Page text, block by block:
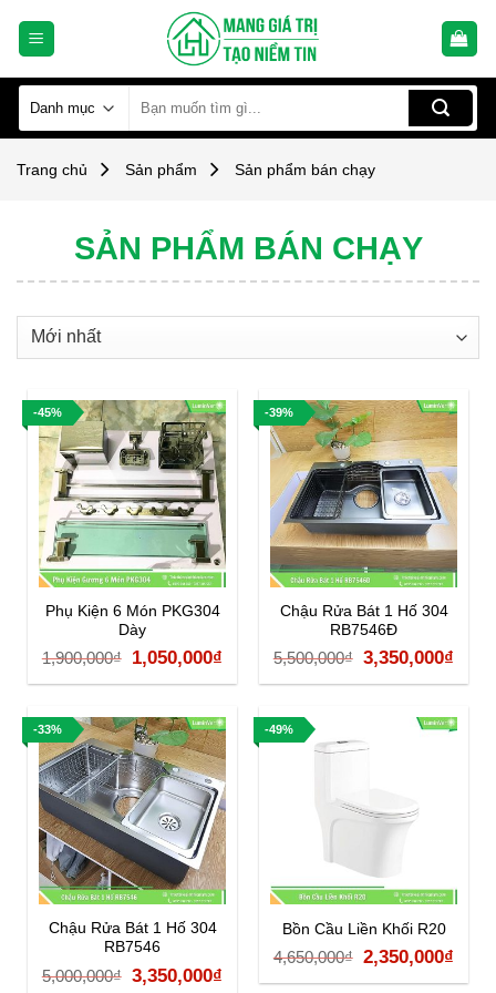
kiếm:
Trang chủ Sản phẩm Sản phẩm bán chạy
SẢN PHẨM BÁN CHẠY
-45%
Phụ Kiện 6 Món PKG304
Dày
1,900,000₫
Giá
gốc
là:
1,900,000₫.
1,050,000₫
hiện
tại
là:
1,050,000₫.
-39%
Chậu Rửa Bát 1 Hố 304
RB7546Đ
5,500,000₫ Giá
gốc
5,500,000₫.
3,350,000₫
hiện
tại
-33%
Chậu Rửa Bát 1 Hố 304
RB7546
5,000,000₫ Giá
3,350,000₫
-49%
Bồn Cầu Liền Khối R20
4,650,000₫ Giá
gốc
2,350,000₫
hiện